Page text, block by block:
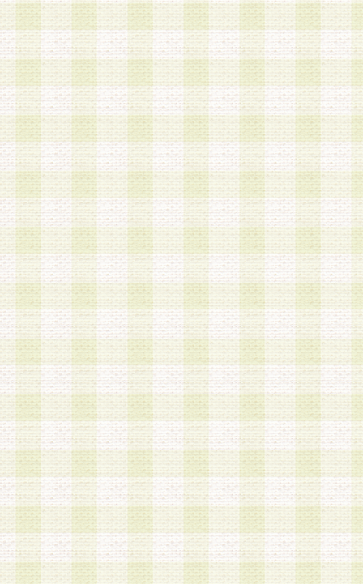
3.会員登録希望者が18歳未満、成年被後見人、被
人 である場合は、親権者などの法定代理人の同
録を行うものとします。なお、義務教育学齢に該
者については、登録時に 当社が別途定める方法
権者による承認手続きを行うものとします。
第3条 会員の登録方法
1.会員登録手続きは、会員登録希望者本人が行う
る登録は一切認められないものとします。
2.会員登録希望者は、本規約に同意の後、当社指
画 面」において、当社が指定する必要事項を入
を行うものとします。当社は、会員登録を承認し
会員として本サービスを 受けるためのログイン
を付与します。
3.会員は、会員登録の際に申告する登録情報の全
いかなる虚偽の申告をも行ってはならないものと
4.会員は、複数のログインＩＤおよびパスワード
いものとします。
第4条 ログインIDおよびパスワードの管理
1.会員は、会員登録後、本サイト内にて本サービ
加する際には、前条に基づき当社から付与された
スワードを使用するものとします。
2.登録の際に当社が付与したログインIDおよびパ
の使用に関しては、全て会員本人がその責任を負
3.会員は、当社から付与されたログインIDおよび